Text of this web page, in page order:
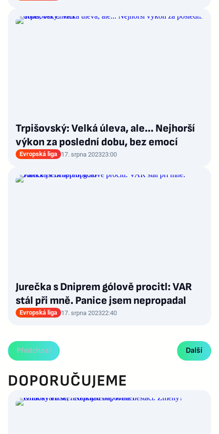
Trpišovský: Velká úleva, ale... Nejhorší
výkon za poslední dobu, bez emocí
Evropská liga 17. srpna 202323:00
Jurečka s Dniprem gólově procitl: VAR
stál při mně. Panice jsem nepropadal
Evropská liga 17. srpna 202322:40
Předchozí Další
DOPORUČUJEME